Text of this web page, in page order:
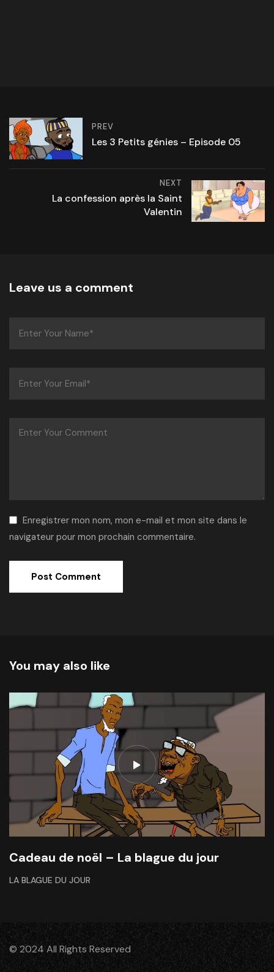
PREV
Les 3 Petits génies – Episode 05
NEXT
La confession après la Saint
Valentin
Leave us a comment
Enregistrer mon nom, mon e-mail et mon site dans le
navigateur pour mon prochain commentaire.
You may also like
Cadeau de noël – La blague du jour
LA BLAGUE DU JOUR
© 2024 All Rights Reserved